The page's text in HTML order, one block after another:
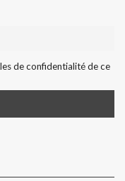
de confidentialité de ce